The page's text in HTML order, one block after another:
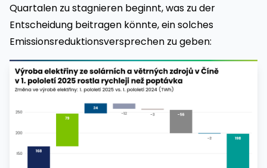
Quartalen zu stagnieren beginnt, was zu der
Entscheidung beitragen könnte, ein solches
Emissionsreduktionsversprechen zu geben: